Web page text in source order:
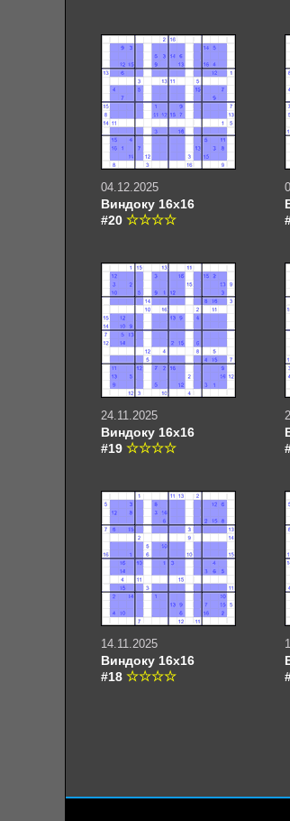
04.12.2025
Виндоку 16х16
#20
24.11.2025
Виндоку 16х16
#19
14.11.2025
Виндоку 16х16
#18